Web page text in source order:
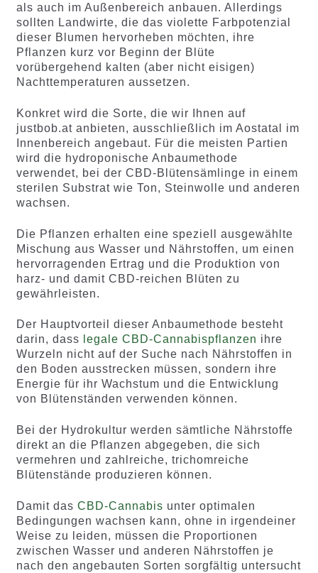
als auch im Außenbereich anbauen. Allerdings
sollten Landwirte, die das violette Farbpotenzial
dieser Blumen hervorheben möchten, ihre
Pflanzen kurz vor Beginn der Blüte
vorübergehend kalten (aber nicht eisigen)
Nachttemperaturen aussetzen.
Konkret wird die Sorte, die wir Ihnen auf
justbob.at anbieten, ausschließlich im Aostatal im
Innenbereich angebaut. Für die meisten Partien
wird die hydroponische Anbaumethode
verwendet, bei der CBD-Blütensämlinge in einem
sterilen Substrat wie Ton, Steinwolle und anderen
wachsen.
Die Pflanzen erhalten eine speziell ausgewählte
Mischung aus Wasser und Nährstoffen, um einen
hervorragenden Ertrag und die Produktion von
harz- und damit CBD-reichen Blüten zu
gewährleisten.
Der Hauptvorteil dieser Anbaumethode besteht
darin, dass
legale CBD-Cannabispflanzen ihre
Wurzeln nicht auf der Suche nach Nährstoffen in
den Boden ausstrecken müssen, sondern ihre
Energie für ihr Wachstum und die Entwicklung
von Blütenständen verwenden können.
Bei der Hydrokultur werden sämtliche Nährstoffe
direkt an die Pflanzen abgegeben, die sich
vermehren und zahlreiche, trichomreiche
Blütenstände produzieren können.
Damit das CBD-Cannabis unter optimalen
Bedingungen wachsen kann, ohne in irgendeiner
Weise zu leiden, müssen die Proportionen
zwischen Wasser und anderen Nährstoffen je
nach den angebauten Sorten sorgfältig untersucht